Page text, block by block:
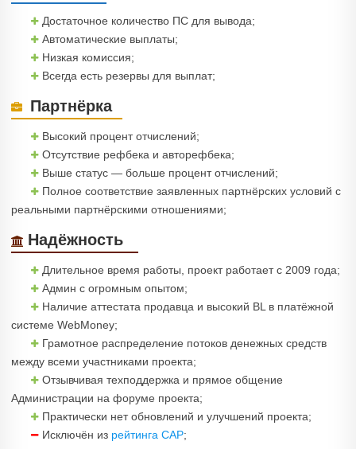
Достаточное количество ПС для вывода;
Автоматические выплаты;
Низкая комиссия;
Всегда есть резервы для выплат;
Партнёрка
Высокий процент отчислений;
Отсутствие рефбека и авторефбека;
Выше статус — больше процент отчислений;
Полное соответствие заявленных партнёрских условий с
реальными партнёрскими отношениями;
Надёжность
Длительное время работы, проект работает с 2009 года;
Админ с огромным опытом;
Наличие аттестата продавца и высокий BL в платёжной
системе WebMoney;
Грамотное распределение потоков денежных средств
между всеми участниками проекта;
Отзывчивая техподдержка и прямое общение
Администрации на форуме проекта;
Практически нет обновлений и улучшений проекта;
Исключён из рейтинга САР;